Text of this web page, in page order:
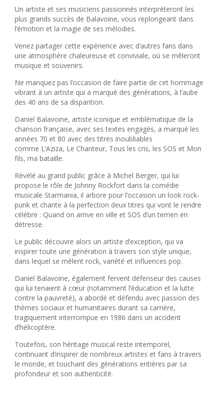
Un artiste et ses musiciens passionnés interpréteront les
plus grands succès de Balavoine, vous replongeant dans
l’émotion et la magie de ses mélodies.
Venez partager cette expérience avec d’autres fans dans
une atmosphère chaleureuse et conviviale, où se mêleront
musique et souvenirs.
Ne manquez pas l’occasion de faire partie de cet hommage
vibrant à un artiste qui a marqué des générations, à l’aube
des 40 ans de sa disparition.
Daniel Balavoine, artiste iconique et emblématique de la
chanson française, avec ses textes engagés, a marqué les
années 70 et 80 avec des titres inoubliables
comme L’Aziza, Le Chanteur, Tous les cris, les SOS et Mon
fils, ma bataille.
Révélé au grand public grâce à Michel Berger, qui lui
propose le rôle de Johnny Rockfort dans la comédie
musicale Starmania, il arbore pour l’occasion un look rock-
punk et chante à la perfection deux titres qui vont le rendre
célèbre : Quand on arrive en ville et SOS d’un terrien en
détresse.
Le public découvre alors un artiste d’exception, qui va
inspirer toute une génération à travers son style unique,
dans lequel se mêlent rock, variété et influences pop.
Daniel Balavoine, également fervent défenseur des causes
qui lui tenaient à cœur (notamment l’éducation et la lutte
contre la pauvreté), a abordé et défendu avec passion des
thèmes sociaux et humanitaires durant sa carrière,
tragiquement interrompue en 1986 dans un accident
d’hélicoptère.
Toutefois, son héritage musical reste intemporel,
continuant d’inspirer de nombreux artistes et fans à travers
le monde, et touchant des générations entières par sa
profondeur et son authenticité.